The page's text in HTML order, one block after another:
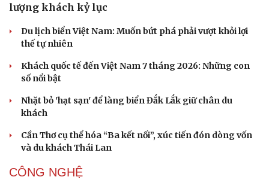
lượng khách kỷ lục
Du lịch biển Việt Nam: Muốn bứt phá phải vượt khỏi lợi
thế tự nhiên
Khách quốc tế đến Việt Nam 7 tháng 2026: Những con
số nổi bật
Nhặt bỏ 'hạt sạn' để làng biển Đắk Lắk giữ chân du
khách
Cần Thơ cụ thể hóa “Ba kết nối”, xúc tiến đón dòng vốn
và du khách Thái Lan
CÔNG NGHỆ